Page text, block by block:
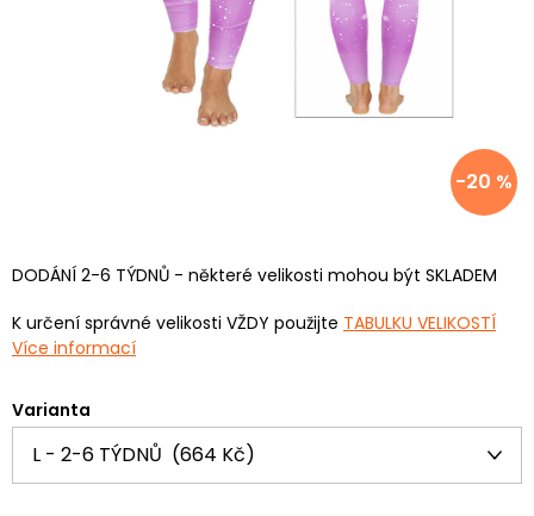
-20 %
DODÁNÍ 2-6 TÝDNŮ - některé velikosti mohou být SKLADEM
K určení správné velikosti VŽDY použijte TABULKU VELIKOSTÍ
Více informací
Varianta